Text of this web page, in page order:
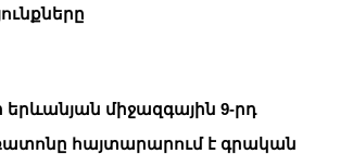
երևանյան միջազգային 9-րդ
հայտարարում է գրական